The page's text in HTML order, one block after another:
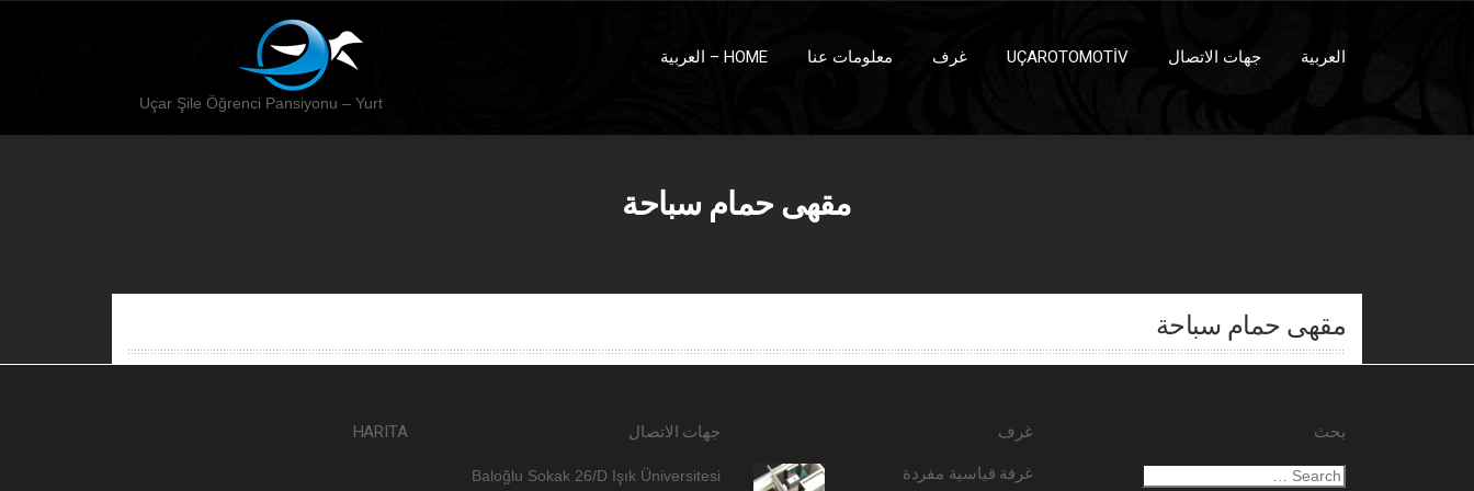
Uçar Şile Öğrenci Pansiyonu – Yurt
HOME – العربية معلومات عنا غرف UÇAROTOMOTİV جهات الاتصال العربية
مقهى حمام سباحة
مقهى حمام سباحة
بحث غرف
غرفة قياسية مفردة
جهات الاتصال
Baloğlu Sokak 26/D Işık Üniversitesi
HARITA